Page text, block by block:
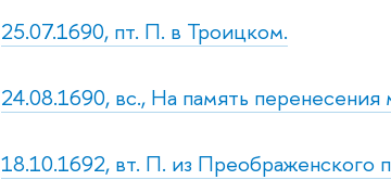
25.07.1690, пт. П. в Троицком.
24.08.1690, вс., На память
18.10.1692, вт. П. из Преображенского